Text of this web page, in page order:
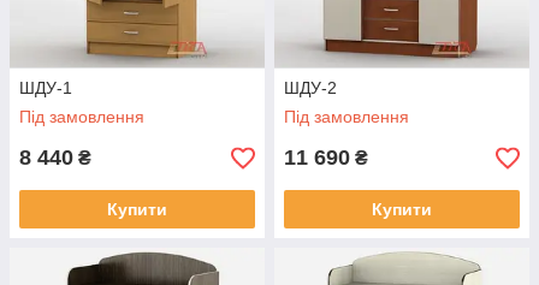
ШДУ-1
Під замовлення
8 440 ₴
Купити
ШДУ-2
Під замовлення
11 690 ₴
Купити